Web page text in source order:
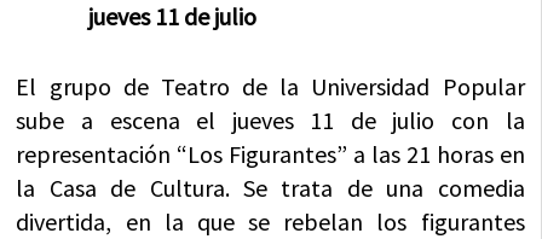
jueves 11 de julio
El grupo de Teatro de la Universidad Popular
sube a escena el jueves 11 de julio con la
representación “Los Figurantes” a las 21 horas en
la Casa de Cultura. Se trata de una comedia
divertida, en la que se rebelan los figurantes